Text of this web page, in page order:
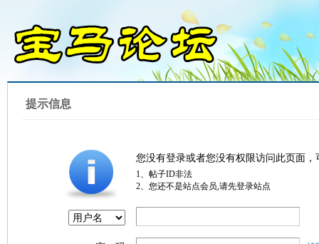
提示信息
您没有登录或者您没有权限访问此页面
1、帖子ID非法
2、您还不是站点会员,请先登录站点